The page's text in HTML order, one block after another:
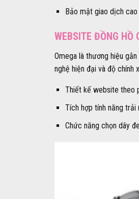
Bảo mật giao dịch
WEBSITE ĐỒNG HỒ
Omega là thương hiệu
nghệ hiện đại và độ chính
Thiết kế website theo
Tích hợp tính năng trải
Chức năng chọn dây